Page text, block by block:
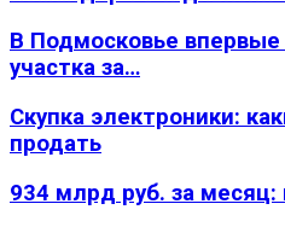
В Подмосковье
участка за…
Скупка электроники:
продать
934 млрд руб. за